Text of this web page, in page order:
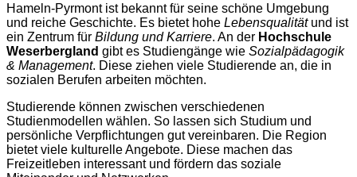
Hameln-Pyrmont ist bekannt für seine schöne Umgebung
und reiche Geschichte. Es bietet hohe Lebensqualitätund ist
ein Zentrum für Bildung und Karriere. An der Hochschule
Weserbergland gibt es Studiengänge wie Sozialpädagogik
& Management. Diese ziehen viele Studierende an, die in
sozialen Berufen arbeiten möchten.
Studierende können zwischen verschiedenen
Studienmodellen wählen. So lassen sich Studium und
persönliche Verpflichtungen gut vereinbaren. Die Region
bietet viele kulturelle Angebote. Diese machen das
Freizeitleben interessant und fördern das soziale